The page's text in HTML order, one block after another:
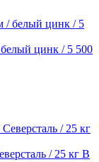
цинк / 5 500
/ 25 кг В